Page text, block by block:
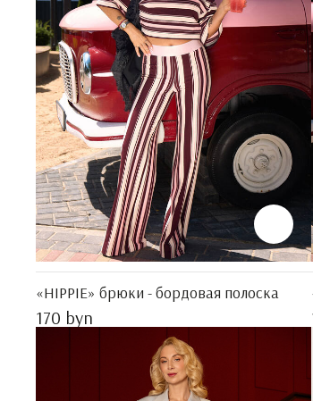
«HIPPIE» брюки - бордовая полоска
170 byn